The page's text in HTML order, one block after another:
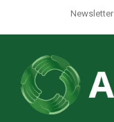
Newsletter